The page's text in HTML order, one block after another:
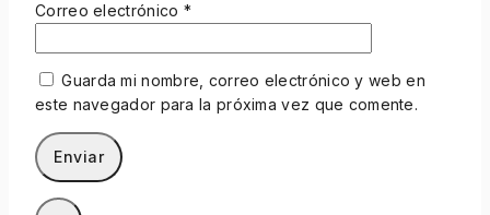
Correo electrónico *
Guarda mi nombre, correo electrónico y web en
este navegador para la próxima vez que comente.